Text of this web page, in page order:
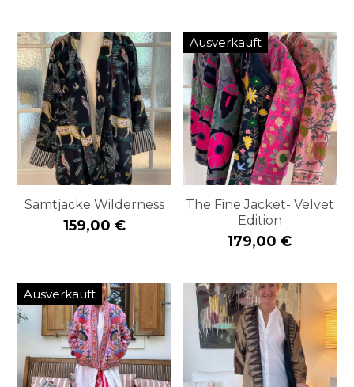
Samtjacke Wilderness
159,00 €
Ausverkauft
The Fine Jacket- Velvet
Edition
179,00 €
Ausverkauft